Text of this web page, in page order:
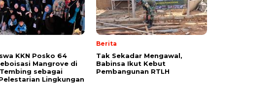
KKN Posko 64
Mangrove di
sebagai
Lingkungan
Berita
Tak Sekadar Mengawal,
Babinsa Ikut Kebut
Pembangunan RTLH